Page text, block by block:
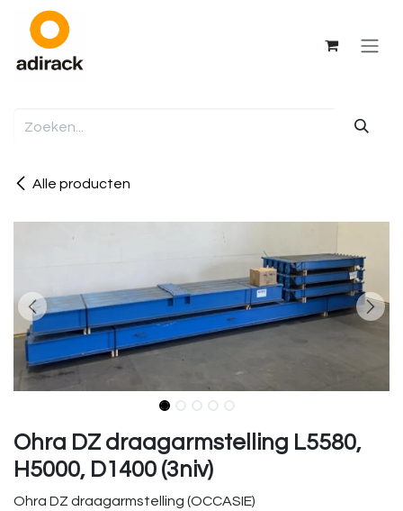
Overslaan naar inhoud
Alle producten
Ohra DZ draagarmstelling L5580,
H5000, D1400 (3niv)
Ohra DZ draagarmstelling (OCCASIE)